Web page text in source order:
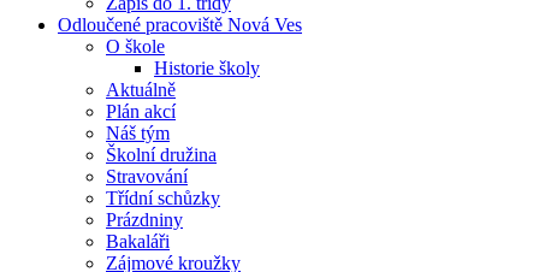
Odloučené pracoviště Nová Ves
O škole
Historie školy
Aktuálně
Plán akcí
Náš tým
Školní družina
Stravování
Třídní schůzky
Prázdniny
Bakaláři
Zájmové kroužky